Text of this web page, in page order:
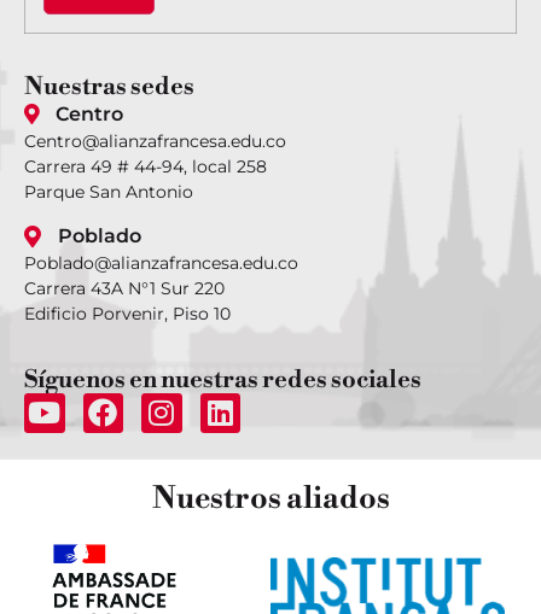
Nuestrassedes
Centro
Centro@alianzafrancesa.edu.co
Carrera 49 # 44-94, local 258
Parque San Antonio
Poblado
Poblado@alianzafrancesa.edu.co
Carrera 43A N°1 Sur 220
Edificio Porvenir, Piso 10
Síguenos en nuestras redes sociales
Nuestrosaliados